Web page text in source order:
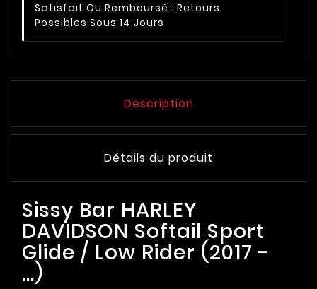
Satisfait Ou Remboursé : Retours
Possibles Sous 14 Jours
Description
Détails du produit
Sissy Bar HARLEY
DAVIDSON Softail Sport
Glide / Low Rider (2017 -
...)